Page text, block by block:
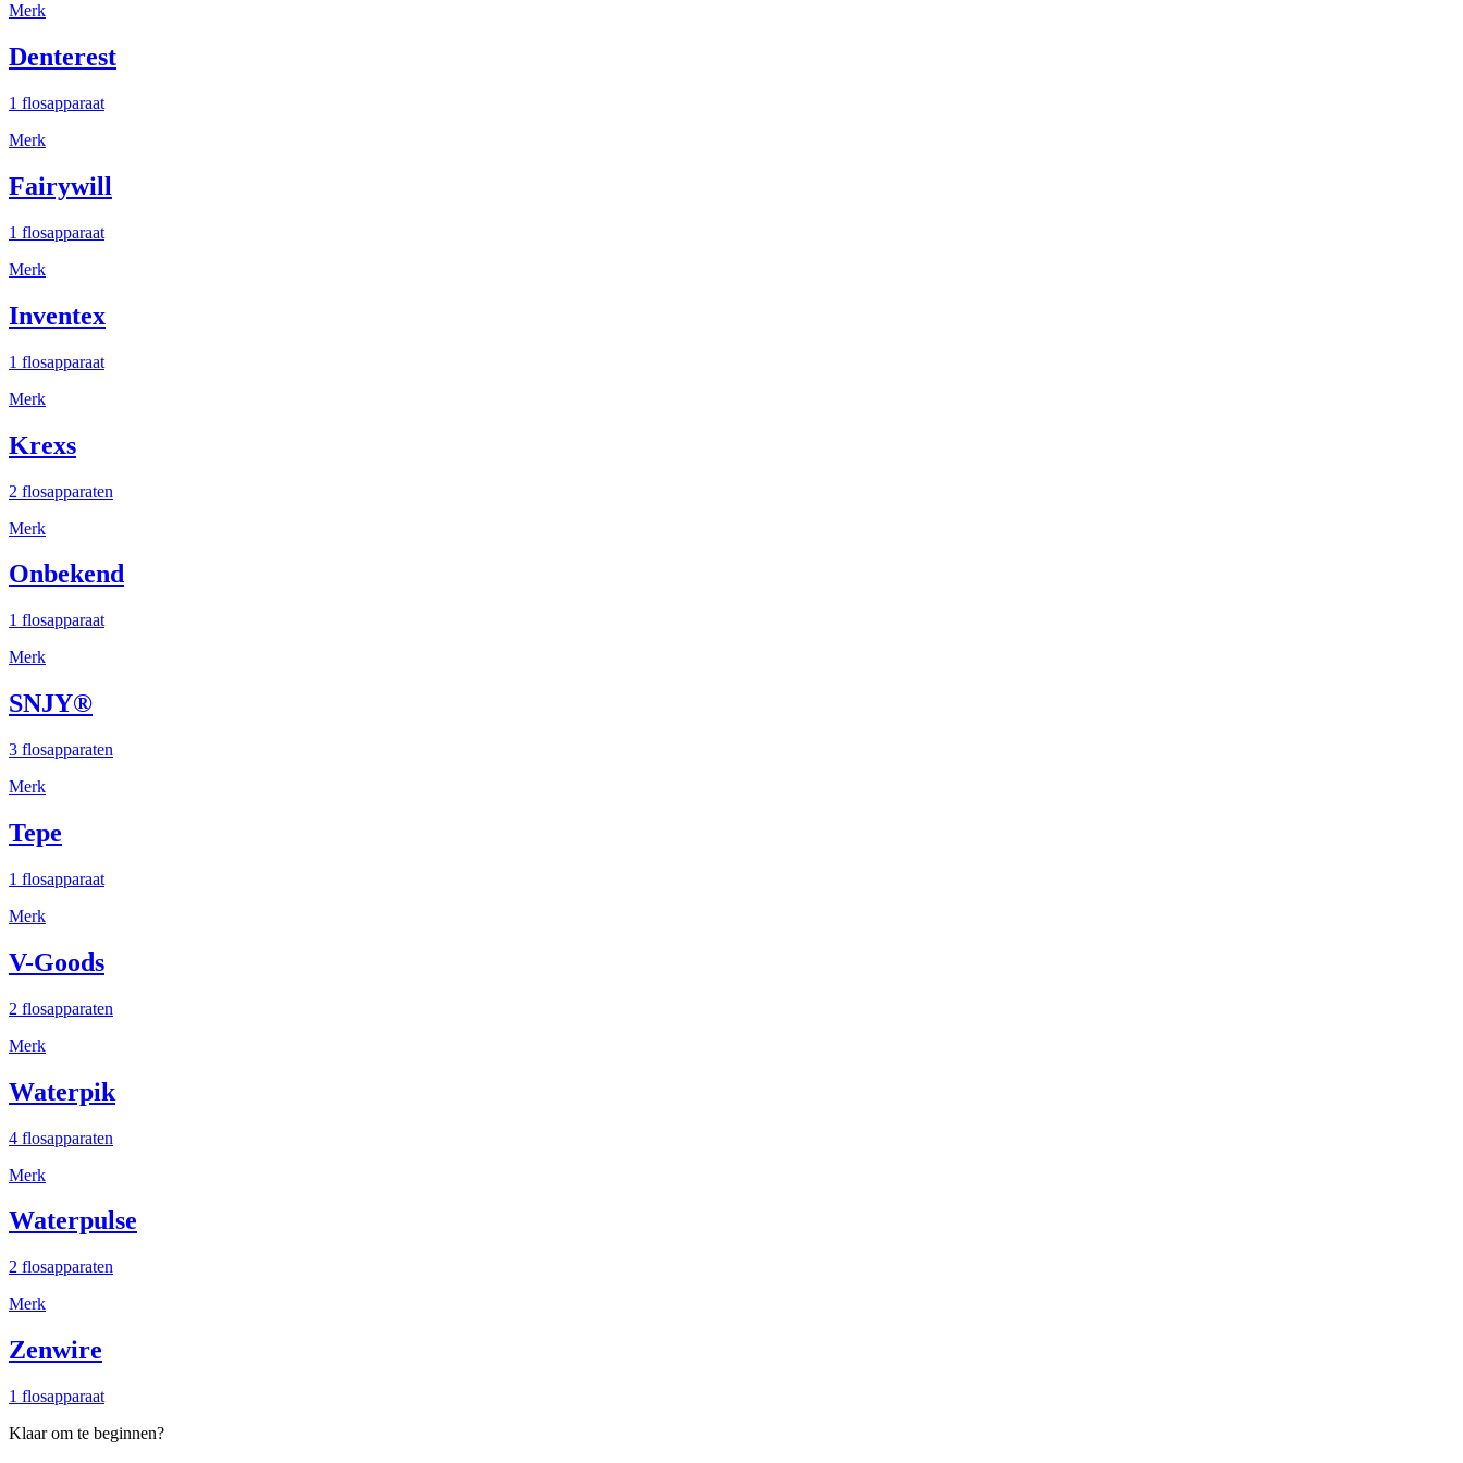
Merk
Denterest
1 flosapparaat
Merk
Fairywill
1 flosapparaat
Merk
Inventex
1 flosapparaat
Merk
Krexs
2 flosapparaten
Merk
Onbekend
1 flosapparaat
Merk
SNJY®
3 flosapparaten
Merk
Tepe
1 flosapparaat
Merk
V-Goods
2 flosapparaten
Merk
Waterpik
4 flosapparaten
Merk
Waterpulse
2 flosapparaten
Merk
Zenwire
1 flosapparaat
Klaar om te beginnen?